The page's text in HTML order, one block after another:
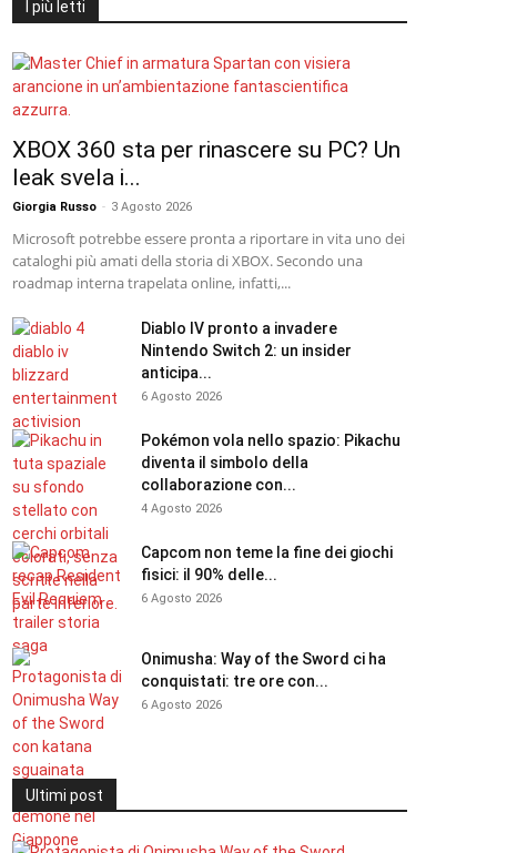
I più letti
XBOX 360 sta per rinascere su PC? Un
leak svela i...
Giorgia Russo - 3 Agosto 2026
Microsoft potrebbe essere pronta a riportare in vita uno dei
cataloghi più amati della storia di XBOX. Secondo una
roadmap interna trapelata online, infatti,...
Diablo IV pronto a invadere
Nintendo Switch 2: un insider
anticipa...
6 Agosto 2026
Pokémon vola nello spazio: Pikachu
diventa il simbolo della
collaborazione con...
4 Agosto 2026
Capcom non teme la fine dei giochi
fisici: il 90% delle...
6 Agosto 2026
Onimusha: Way of the Sword ci ha
conquistati: tre ore con...
6 Agosto 2026
Ultimi post